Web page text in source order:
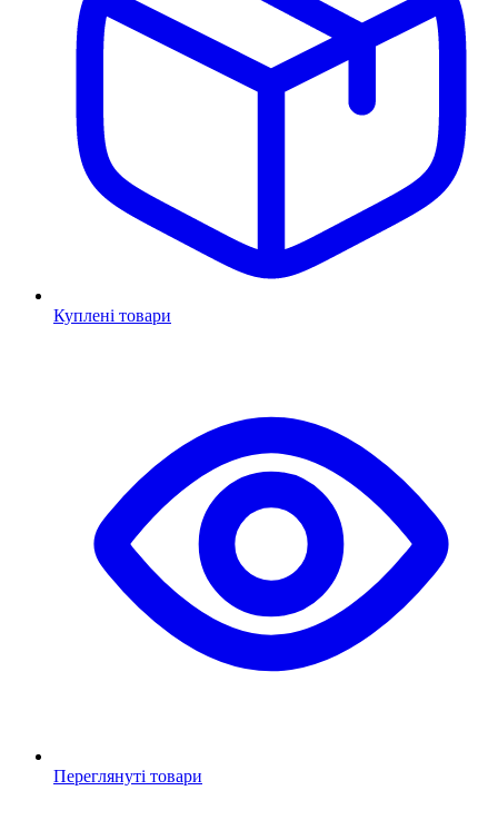
Куплені товари
Переглянуті товари